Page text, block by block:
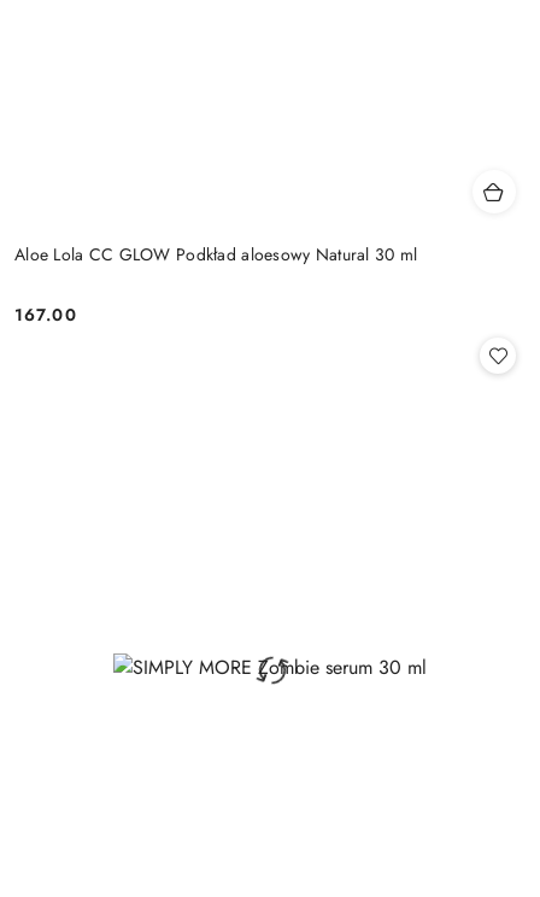
Aloe Lola CC GLOW Podkład aloesowy Natural 30 ml
Cena:
167.00